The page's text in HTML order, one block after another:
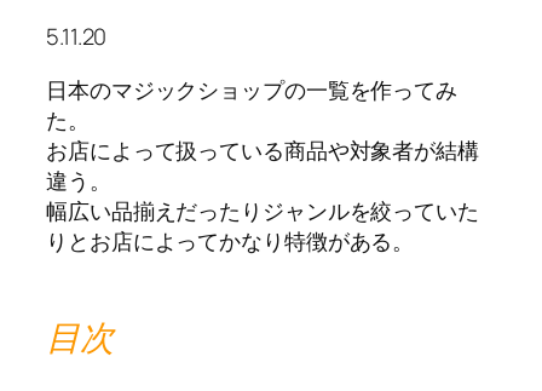
5.11.20
日本のマジックショップの一覧を作ってみ
た。
お店によって扱っている商品や対象者が結構
違う。
幅広い品揃えだったりジャンルを絞っていた
りとお店によってかなり特徴がある。
目次